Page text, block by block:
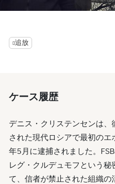
seconds
追放
ケース履歴
デニス・クリステンセンは
された現代ロシアで最初の
年5月に逮捕されました。
レグ・クルデュモフという
て、信者が禁止された組織の